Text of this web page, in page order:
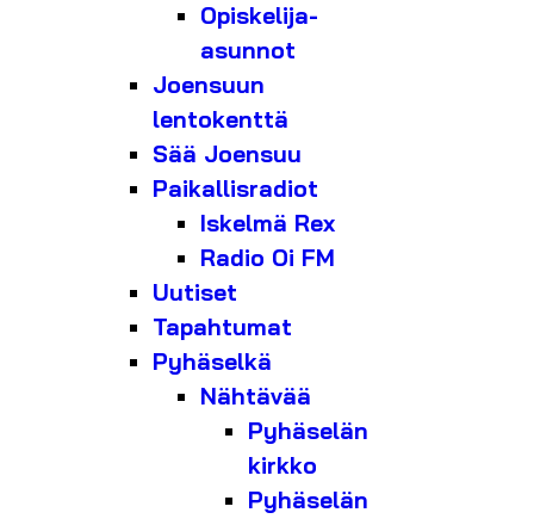
Opiskelija-
asunnot
Joensuun
lentokenttä
Sää Joensuu
Paikallisradiot
Iskelmä Rex
Radio Oi FM
Uutiset
Tapahtumat
Pyhäselkä
Nähtävää
Pyhäselän
kirkko
Pyhäselän